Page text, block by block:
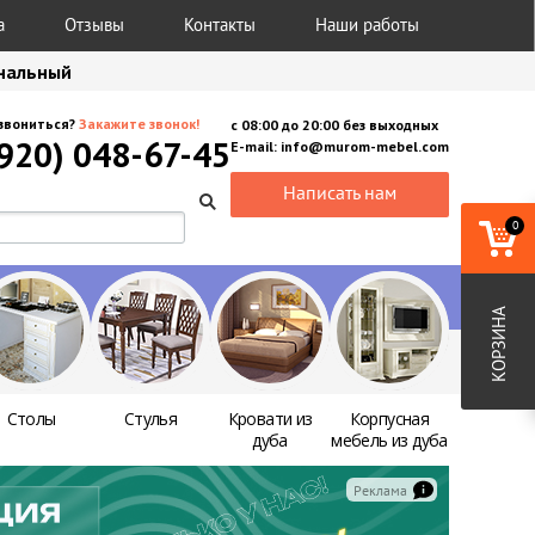
Отзывы Контакты Наши работы
с 08:00 до 20:00 без выходных
E-mail: info@murom-mebel.com
Написать нам
Закажите звонок!
048-67-45
Столы Стулья
Кровати из
дуба
Корпусная
мебель из дуба
Реклама
0
КОРЗИНА